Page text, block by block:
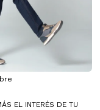
EL INTERÉS DE TU